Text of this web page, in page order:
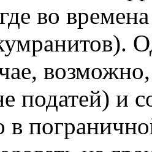
во
податей) и
в